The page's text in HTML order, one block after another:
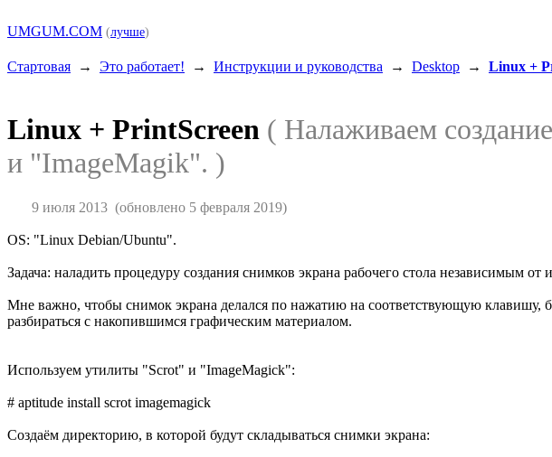
UMGUM.COM (лучше)
Стартовая → Это работает! → Инструкции и руководства → Desktop → Linux +
Linux + PrintScreen ( Налаживаем
и "ImageMagik". )
9 июля 2013(обновлено 5 февраля 2019)
OS: "Linux Debian/Ubuntu".
Задача: наладить процедуру создания снимков экрана рабочего стола независимым
Мне важно, чтобы снимок экрана делался по нажатию на соответствующую
разбираться с накопившимся графическим материалом.
Используем утилиты "Scrot" и "ImageMagick":
# aptitude install scrot imagemagick
Создаём директорию, в которой будут складываться снимки экрана: